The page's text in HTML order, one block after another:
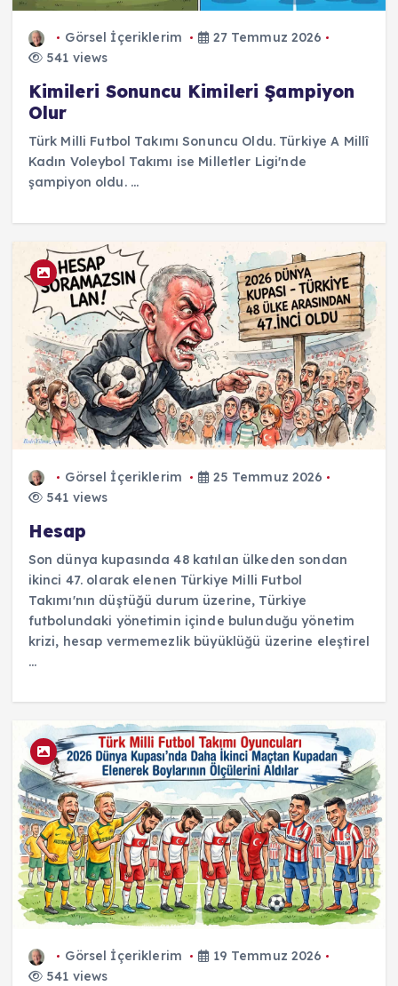
Görsel İçeriklerim
27 Temmuz 2026
541 views
Kimileri Sonuncu Kimileri Şampiyon
Olur
Türk Milli Futbol Takımı Sonuncu Oldu. Türkiye A Millî
Kadın Voleybol Takımı ise Milletler Ligi'nde
şampiyon oldu. ...
Görsel İçeriklerim
25 Temmuz 2026
541 views
Hesap
Son dünya kupasında 48 katılan ülkeden sondan
ikinci 47. olarak elenen Türkiye Milli Futbol
Takımı'nın düştüğü durum üzerine, Türkiye
futbolundaki yönetimin içinde bulunduğu yönetim
krizi, hesap vermemezlik büyüklüğü üzerine eleştirel
...
Görsel İçeriklerim
19 Temmuz 2026
541 views